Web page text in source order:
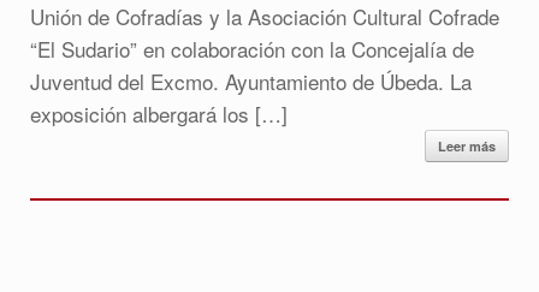
Unión de Cofradías y la Asociación Cultural Cofrade
“El Sudario” en colaboración con la Concejalía de
Juventud del Excmo. Ayuntamiento de Úbeda. La
exposición albergará los […]
Leer más